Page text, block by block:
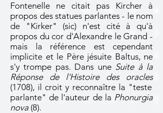
Fontenelle ne citait pas Kircher à
propos des statues parlantes - le nom
de "Kirker" (sic) n'est cité à qu'à
propos du cor d'Alexandre le Grand -
mais la référence est cependant
implicite et le Père jésuite Baltus, ne
s'y trompe pas. Dans une Suite à la
Réponse de l'Histoire des oracles
(1708), il croit y reconnaître la "teste
parlante" de l'auteur de la Phonurgia
nova (8).